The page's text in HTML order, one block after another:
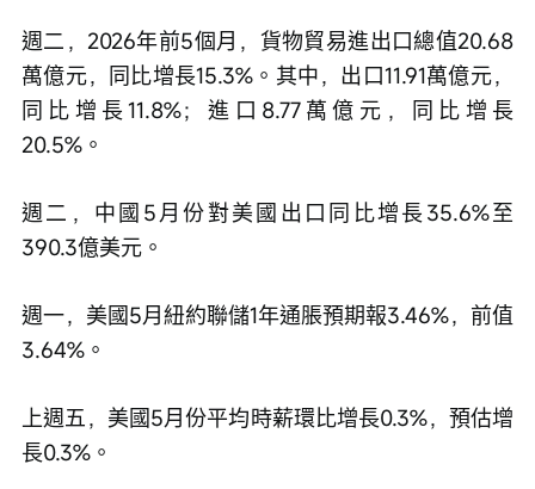
週二，2026年前5個月，貨物貿易進出口總值20.68
萬億元，同比增長15.3%。其中，出口11.91萬億元，
同比增長11.8%；進口8.77萬億元，同比增長
20.5%。
週二，中國5月份對美國出口同比增長35.6%至
390.3億美元。
週一，美國5月紐約聯儲1年通脹預期報3.46%，前值
3.64%。
上週五，美國5月份平均時薪環比增長0.3%，預估增
長0.3%。